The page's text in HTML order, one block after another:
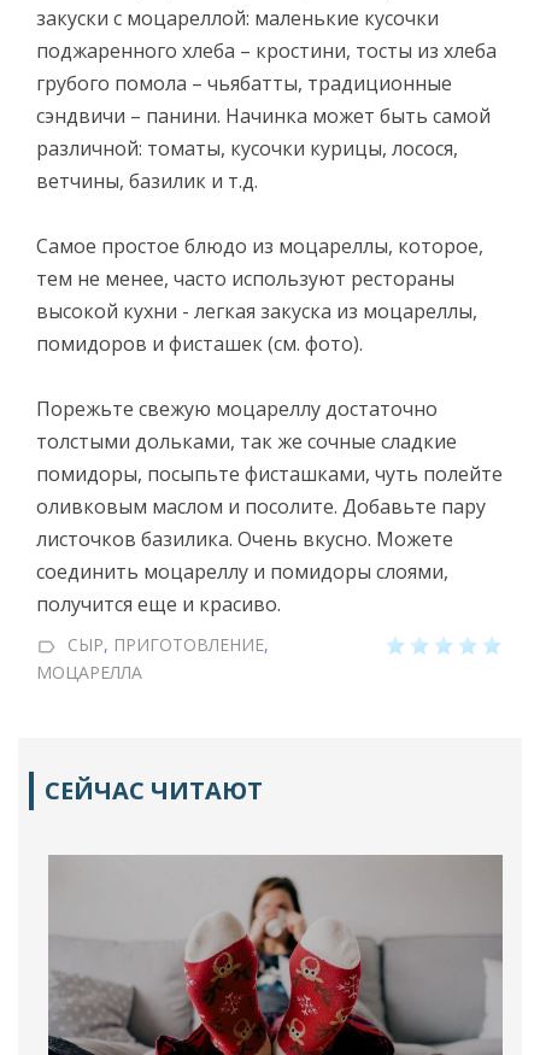
закуски с моцареллой: маленькие кусочки
поджаренного хлеба – кростини, тосты из хлеба
грубого помола – чьябатты, традиционные
сэндвичи – панини. Начинка может быть самой
различной: томаты, кусочки курицы, лосося,
ветчины, базилик и т.д.
Самое простое блюдо из моцареллы, которое,
тем не менее, часто используют рестораны
высокой кухни - легкая закуска из моцареллы,
помидоров и фисташек (см. фото).
Порежьте свежую моцареллу достаточно
толстыми дольками, так же сочные сладкие
помидоры, посыпьте фисташками, чуть полейте
оливковым маслом и посолите. Добавьте пару
листочков базилика. Очень вкусно. Можете
соединить моцареллу и помидоры слоями,
получится еще и красиво.
СЫР, ПРИГОТОВЛЕНИЕ,
МОЦАРЕЛЛА
СЕЙЧАС ЧИТАЮТ